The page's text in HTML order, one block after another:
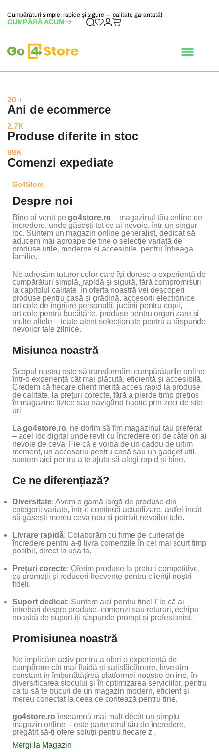
Cumpărături simple, rapide și sigure — calitate garantată!
CUMPĂRĂ ACUM
20 +
Ani de ecommerce
2.7K
Produse diferite in stoc
98K
Comenzi expediate
Go4Store
Despre noi
Bine ai venit pe go4store.ro – magazinul tău online de
încredere, unde găsești tot ce ai nevoie, într-un singur
loc. Suntem un magazin online generalist, dedicat să
aducem mai aproape de tine o selecție variată de
produse utile, moderne și accesibile, pentru întreaga
familie.
Ne adresăm tuturor celor care își doresc o experiență de
cumpărături simplă, rapidă și sigură, fără compromisuri
la capitolul calitate. În oferta noastră vei descoperi
produse pentru casă și grădină, accesorii electronice,
articole de îngrijire personală, jucării pentru copii,
articole pentru bucătărie, produse pentru organizare și
multe altele – toate atent selecționate pentru a răspunde
nevoilor tale zilnice.
Misiunea noastră
Scopul nostru este să transformăm cumpărăturile online
într-o experiență cât mai plăcută, eficientă și accesibilă.
Credem că fiecare client merită acces rapid la produse
de calitate, la prețuri corecte, fără a pierde timp prețios
în magazine fizice sau navigând haotic prin zeci de site-
uri.
La go4store.ro, ne dorim să fim magazinul tău preferat
– acel loc digital unde revii cu încredere ori de câte ori ai
nevoie de ceva. Fie că e vorba de un cadou de ultim
moment, un accesoriu pentru casă sau un gadget util,
suntem aici pentru a te ajuta să alegi rapid și bine.
Ce ne diferențiază?
Diversitate: Avem o gamă largă de produse din
categorii variate, într-o continuă actualizare, astfel încât
să găsești mereu ceva nou și potrivit nevoilor tale.
Livrare rapidă: Colaborăm cu firme de curierat de
încredere pentru a-ți livra comenzile în cel mai scurt timp
posibil, direct la ușa ta.
Prețuri corecte: Oferim produse la prețuri competitive,
cu promoții și reduceri frecvente pentru clienții noștri
fideli.
Suport dedicat: Suntem aici pentru tine! Fie că ai
întrebări despre produse, comenzi sau retururi, echipa
noastră de suport îți răspunde prompt și profesionist.
Promisiunea noastră
Ne implicăm activ pentru a oferi o experiență de
cumpărare cât mai fluidă și satisfăcătoare. Investim
constant în îmbunătățirea platformei noastre online, în
diversificarea stocului și în optimizarea serviciilor, pentru
ca tu să te bucuri de un magazin modern, eficient și
mereu conectat la ceea ce contează pentru tine.
go4store.ro înseamnă mai mult decât un simplu
magazin online – este partenerul tău de încredere,
pregătit să-ți ofere soluții pentru fiecare zi.
Mergi la Magazin